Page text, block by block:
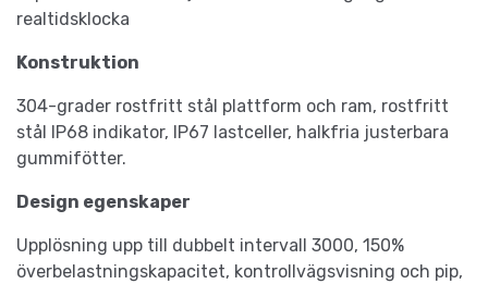
realtidsklocka
Konstruktion
304-grader rostfritt stål plattform och ram, rostfritt
stål IP68 indikator, IP67 lastceller, halkfria justerbara
gummifötter.
Design egenskaper
Upplösning upp till dubbelt intervall 3000, 150%
överbelastningskapacitet, kontrollvägsvisning och pip,